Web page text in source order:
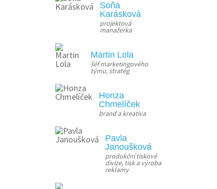
Soňa
Karásková
projektová
manažerka
Martin Lola
šéf marketingového
týmu, stratég
Honza
Chmelíček
brand a kreativa
Pavla
Janoušková
produkční tiskové
divize, tisk a výroba
reklamy